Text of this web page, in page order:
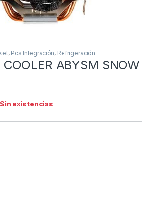
, Pcs Integración, Refrigeración
COOLER ABYSM SNOW
Sin existencias